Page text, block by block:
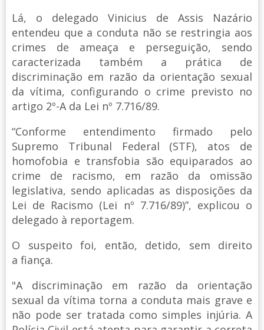
Lá, o delegado Vinicius de Assis Nazário
entendeu que a conduta não se restringia aos
crimes de ameaça e perseguição, sendo
caracterizada também a prática de
discriminação em razão da orientação sexual
da vítima, configurando o crime previsto no
artigo 2º-A da Lei nº 7.716/89.
“Conforme entendimento firmado pelo
Supremo Tribunal Federal (STF), atos de
homofobia e transfobia são equiparados ao
crime de racismo, em razão da omissão
legislativa, sendo aplicadas as disposições da
Lei de Racismo (Lei nº 7.716/89)”, explicou o
delegado à reportagem.
O suspeito foi, então, detido, sem direito
a fiança.
"A discriminação em razão da orientação
sexual da vítima torna a conduta mais grave e
não pode ser tratada como simples injúria. A